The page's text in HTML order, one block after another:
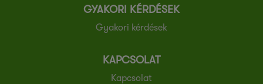
GYAKORI KÉRDÉSEK
Gyakori kérdések
KAPCSOLAT
Kapcsolat